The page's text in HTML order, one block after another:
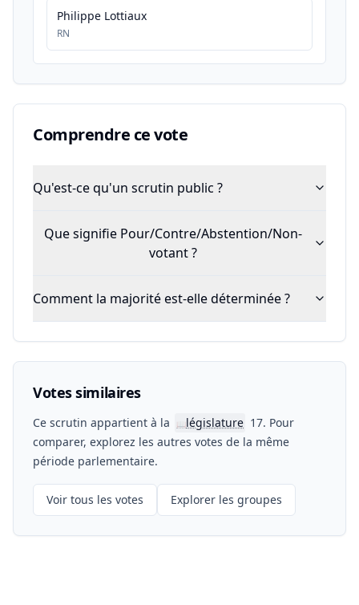
Philippe Lottiaux
RN
Comprendre ce vote
Qu'est-ce qu'un scrutin public ?
Que signifie Pour/Contre/Abstention/Non-
votant ?
Comment la majorité est-elle déterminée ?
Votes similaires
Ce scrutin appartient à la 📖législature 17. Pour
comparer, explorez les autres votes de la même
période parlementaire.
Voir tous les votes Explorer les groupes